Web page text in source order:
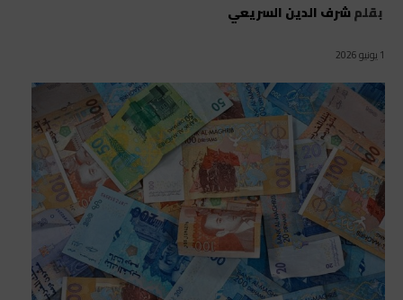
بقلمشرف الدين السريعي
1 يونيو 2026